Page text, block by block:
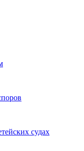
судах